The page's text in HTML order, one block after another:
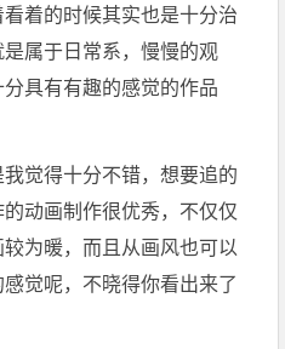
着的时候其实也是十分治
属于日常系，慢慢​的​观
具有有趣的感觉的作品
觉得十分不错，想要追的
动画制作很优秀，不仅仅
为暖，而且从画风也可以
觉呢，不晓得你看出来了